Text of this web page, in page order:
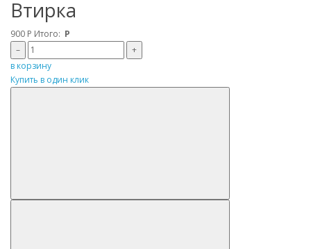
Втирка
900 Р Итого: Р
–
+
в корзину
Купить в один клик